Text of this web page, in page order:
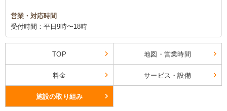
営業・対応時間
受付時間：平日9時〜18時
TOP 地図・営業時間
料金 サービス・設備
施設の取り組み